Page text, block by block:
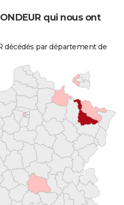
qui nous ont
décédés par département de